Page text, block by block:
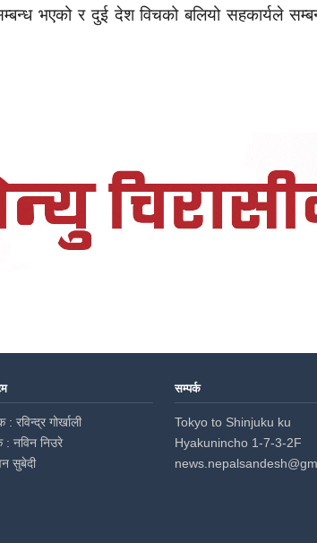
भएको र दुई देश विचको बलियो सहकार्यले
रविन्द्र गोर्खाली
: नविन निउरे
सुबेदी
सम्पर्क
Tokyo to Shinjuku ku
Hyakunincho 1-7-3-2F